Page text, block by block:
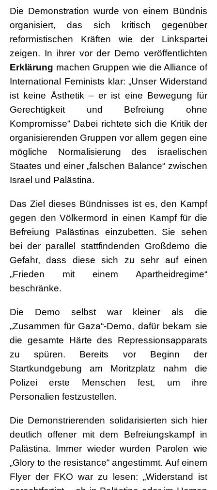
Die Demonstration wurde von einem Bündnis
organisiert, das sich kritisch gegenüber
reformistischen Kräften wie der Linkspartei
zeigen. In ihrer vor der Demo veröffentlichten
Erklärung machen Gruppen wie die Alliance of
International Feminists klar: „Unser Widerstand
ist keine Ästhetik – er ist eine Bewegung für
Gerechtigkeit und Befreiung ohne
Kompromisse“ Dabei richtete sich die Kritik der
organisierenden Gruppen vor allem gegen eine
mögliche Normalisierung des israelischen
Staates und einer „falschen Balance“ zwischen
Israel und Palästina.
Das Ziel dieses Bündnisses ist es, den Kampf
gegen den Völkermord in einen Kampf für die
Befreiung Palästinas einzubetten. Sie sehen
bei der parallel stattfindenden Großdemo die
Gefahr, dass diese sich zu sehr auf einen
„Frieden mit einem Apartheidregime“
beschränke.
Die Demo selbst war kleiner als die
„Zusammen für Gaza“-Demo, dafür bekam sie
die gesamte Härte des Repressionsapparats
zu spüren. Bereits vor Beginn der
Startkundgebung am Moritzplatz nahm die
Polizei erste Menschen fest, um ihre
Personalien festzustellen.
Die Demonstrierenden solidarisierten sich hier
deutlich offener mit dem Befreiungskampf in
Palästina. Immer wieder wurden Parolen wie
„Glory to the resistance“ angestimmt. Auf einem
Flyer der FKO war zu lesen: „Widerstand ist